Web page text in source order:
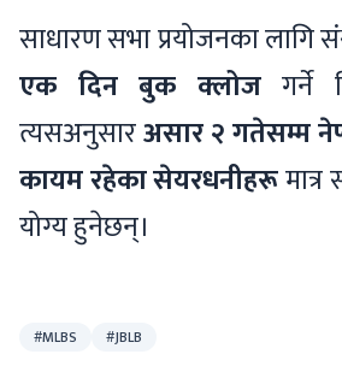
साधारण सभा प्रयोजनका लागि
एक दिन बुक क्लोजगर्ने
त्यसअनुसारअसार २ गतेसम्म
कायम रहेका सेयरधनीहरू
योग्य हुनेछन्।
#MLBS #JBLB